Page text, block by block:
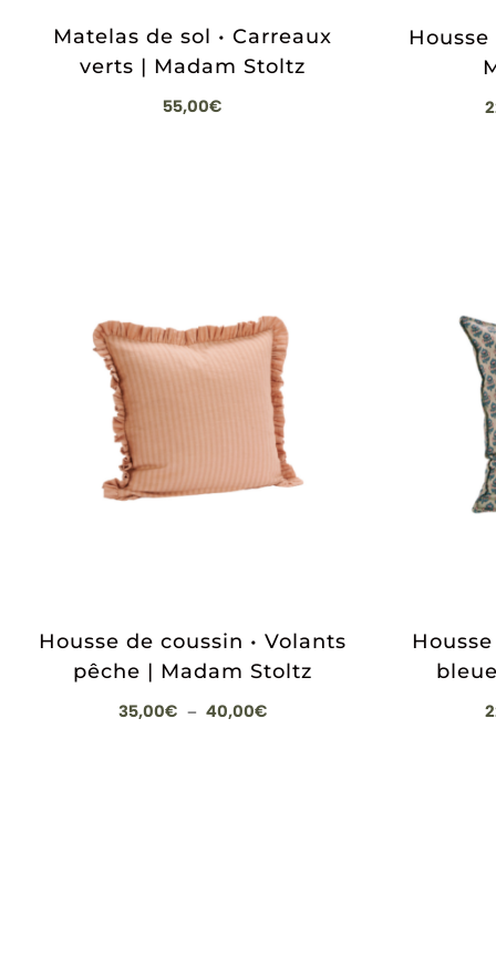
Matelas de sol • Carreaux
verts | Madam Stoltz
55,00€
Housse de coussin • Volants
pêche | Madam Stoltz
35,00€ – 40,00€Plage